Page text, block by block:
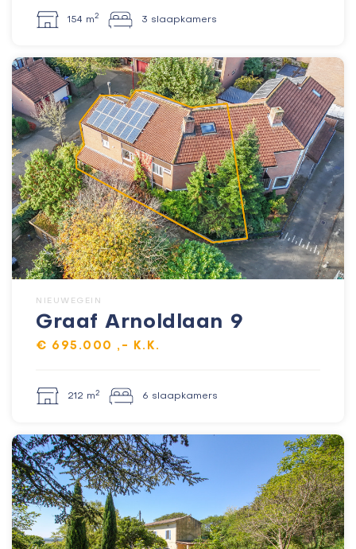
154 m2 3 slaapkamers
NIEUWEGEIN
Graaf Arnoldlaan 9
€ 695.000 ,- K.K.
212 m2 6 slaapkamers